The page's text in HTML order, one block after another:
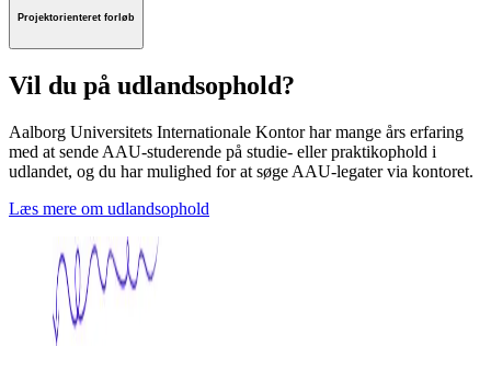
Projektorienteret forløb
Vil du på udlandsophold?
Aalborg Universitets Internationale Kontor har mange års erfaring
med at sende AAU-studerende på studie- eller praktikophold i
udlandet, og du har mulighed for at søge AAU-legater via kontoret.
Læs mere om udlandsophold